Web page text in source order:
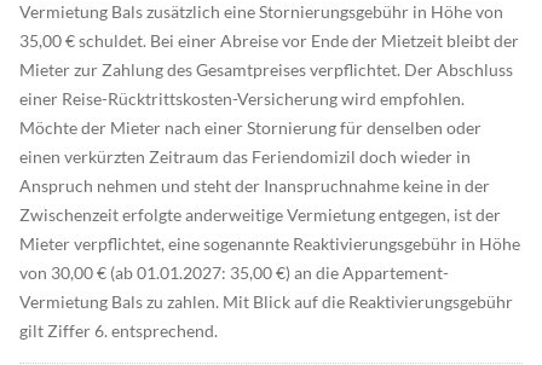
Vermietung Bals zusätzlich eine Stornierungsgebühr in Höhe von
35,00 € schuldet. Bei einer Abreise vor Ende der Mietzeit bleibt der
Mieter zur Zahlung des Gesamtpreises verpflichtet. Der Abschluss
einer Reise-Rücktrittskosten-Versicherung wird empfohlen.
Möchte der Mieter nach einer Stornierung für denselben oder
einen verkürzten Zeitraum das Feriendomizil doch wieder in
Anspruch nehmen und steht der Inanspruchnahme keine in der
Zwischenzeit erfolgte anderweitige Vermietung entgegen, ist der
Mieter verpflichtet, eine sogenannte Reaktivierungsgebühr in Höhe
von 30,00 € (ab 01.01.2027: 35,00 €) an die Appartement-
Vermietung Bals zu zahlen. Mit Blick auf die Reaktivierungsgebühr
gilt Ziffer 6. entsprechend.